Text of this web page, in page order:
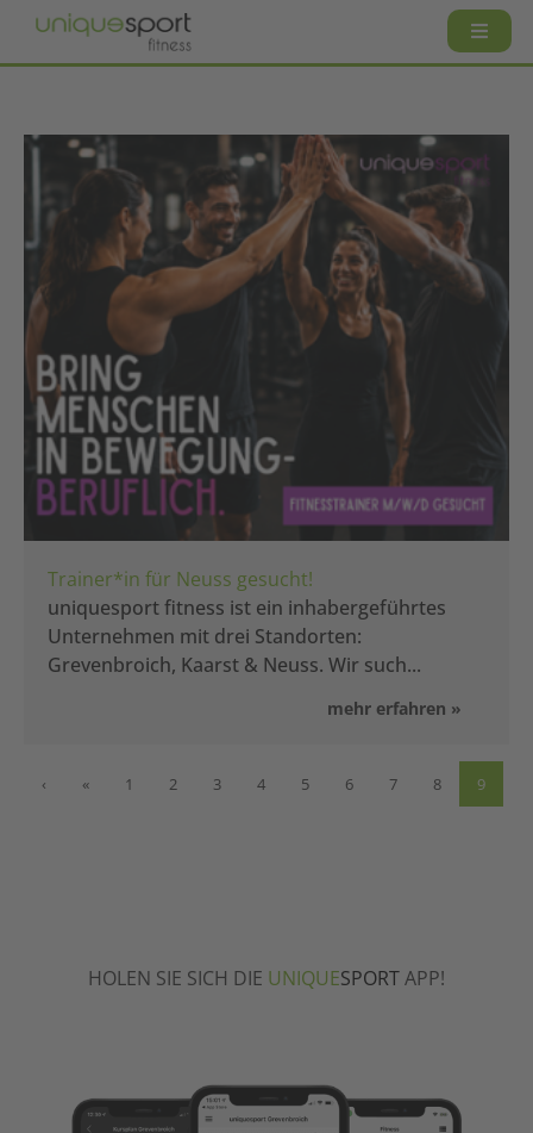
Trainer*in für Neuss gesucht!
uniquesport fitness ist ein inhabergeführtes
Unternehmen mit drei Standorten:
Grevenbroich, Kaarst & Neuss. Wir such...
‹ « 1 2 3 4 5 6 7 8 9
HOLEN SIE SICH DIE UNIQUESPORTAPP!